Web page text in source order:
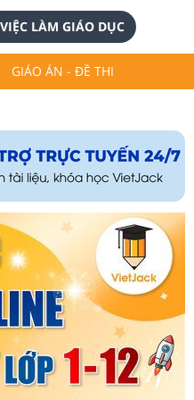
VIỆC LÀM GIÁO DỤC
GIÁO ÁN - ĐỀ THI